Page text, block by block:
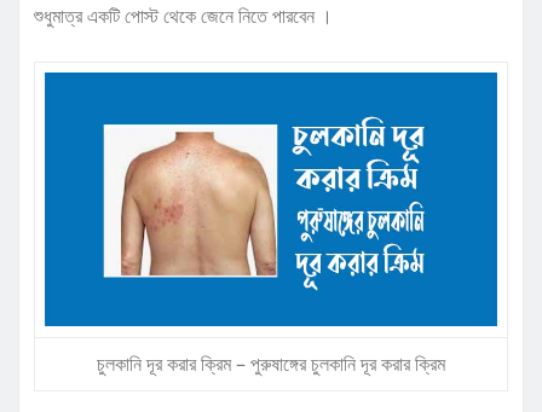
শুধুমাত্র একটি পোস্ট থেকে জেনে নিতে পারবেন ।
চুলকানি দূর করার ক্রিম – পুরুষাঙ্গের চুলকানি দূর করার ক্রিম